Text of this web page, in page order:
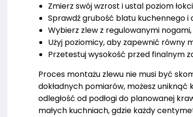
Zmierz swój wzrost i ustal poziom
Sprawdź grubość blatu kuchennego i
Wybierz zlew z regulowanymi
Użyj poziomicy, aby zapewnić równy
Przetestuj wysokość przed finalnym
Proces montażu zlewu nie musi być
dokładnych pomiarów, możesz uniknąć
odległość od podłogi do planowanej
małych kuchniach, gdzie każdy